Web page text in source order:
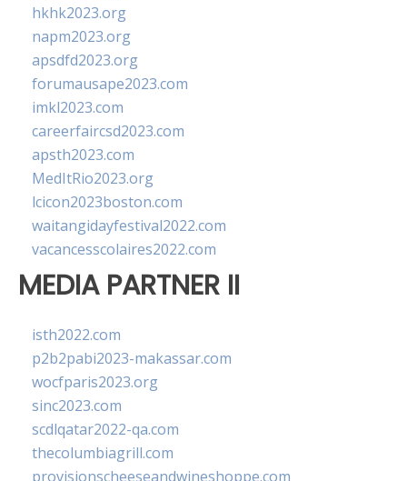
hkhk2023.org
napm2023.org
apsdfd2023.org
forumausape2023.com
imkl2023.com
careerfaircsd2023.com
apsth2023.com
MedItRio2023.org
lcicon2023boston.com
waitangidayfestival2022.com
vacancesscolaires2022.com
MEDIA PARTNER II
isth2022.com
p2b2pabi2023-makassar.com
wocfparis2023.org
sinc2023.com
scdlqatar2022-qa.com
thecolumbiagrill.com
provisionscheeseandwineshoppe.com